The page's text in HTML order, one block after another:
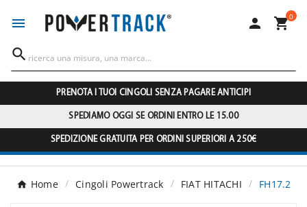
  0

PRENOTA I TUOI CINGOLI SENZA PAGARE ANTICIPI
SPEDIAMO OGGI SE ORDINI ENTRO LE 15.00
SPEDIZIONE GRATUITA PER ORDINI SUPERIORI A 250€
Home Cingoli Powertrack FIAT HITACHI FH17.2